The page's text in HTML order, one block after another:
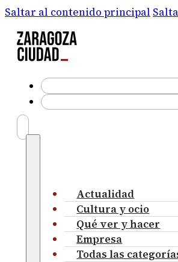
Saltar al contenido principal
Actualidad
Cultura y ocio
Qué ver y hacer
Empresa
Todas las